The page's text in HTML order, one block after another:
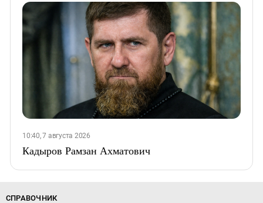
10:40, 7 августа 2026
Кадыров Рамзан Ахматович
СПРАВОЧНИК